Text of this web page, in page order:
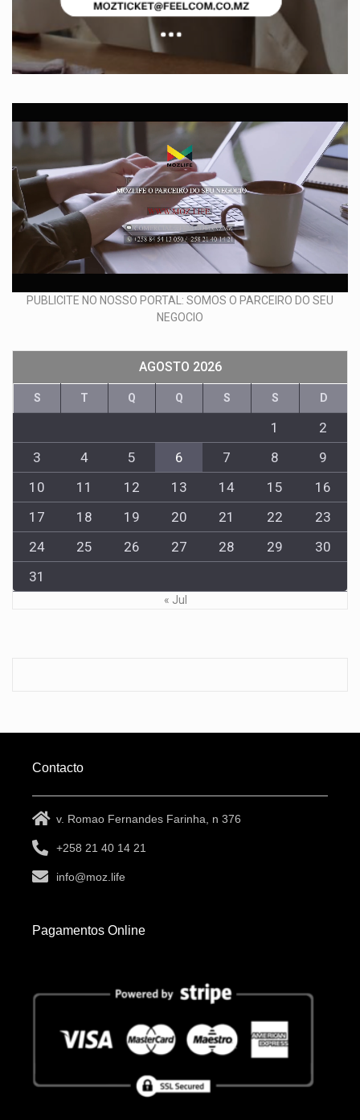
PUBLICITE NO NOSSO PORTAL: SOMOS O PARCEIRO DO SEU
NEGOCIO
AGOSTO 2026
S T Q Q S S D
1
2
3
4 5 6 7 8
9
10
11 12 13 14 15
16
17
18 19 20 21 22
23
24
25 26 27 28 29
30
31
« Jul
Contacto
v. Romao Fernandes Farinha, n 376
+258 21 40 14 21
info@moz.life
Pagamentos Online